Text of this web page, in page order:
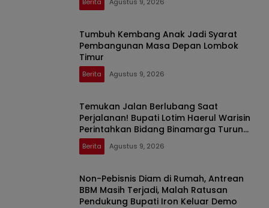
Tumbuh Kembang Anak Jadi Syarat
Pembangunan Masa Depan Lombok
Timur
Berita Agustus 9, 2026
Temukan Jalan Berlubang Saat
Perjalanan! Bupati Lotim Haerul Warisin
Perintahkan Bidang Binamarga Turun
Tangani
Berita Agustus 9, 2026
Non-Pebisnis Diam di Rumah, Antrean
BBM Masih Terjadi, Malah Ratusan
Pendukung Bupati Iron Keluar Demo